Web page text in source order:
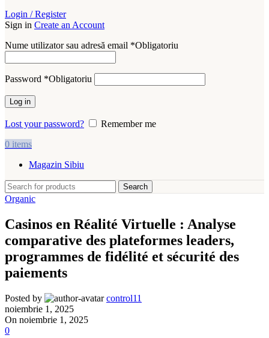
Login / Register
Sign in Create an Account
Nume utilizator sau adresă email *Obligatoriu
Password *Obligatoriu
Log in
Lost your password?
Remember me
0 items
Magazin Sibiu
Search
Organic
Casinos en Réalité Virtuelle : Analyse
comparative des plateformes leaders,
programmes de fidélité et sécurité des
paiements
Posted by
control11
noiembrie 1, 2025
On noiembrie 1, 2025
0